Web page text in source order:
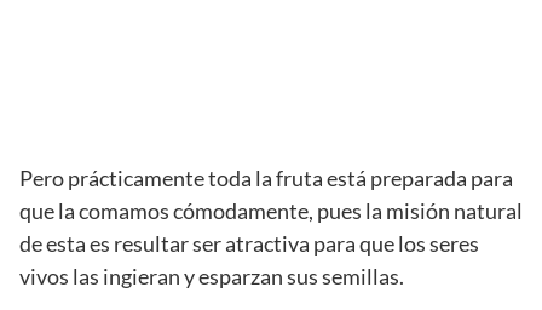
Pero prácticamente toda la fruta está preparada para
que la comamos cómodamente, pues la misión natural
de esta es resultar ser atractiva para que los seres
vivos las ingieran y esparzan sus semillas.